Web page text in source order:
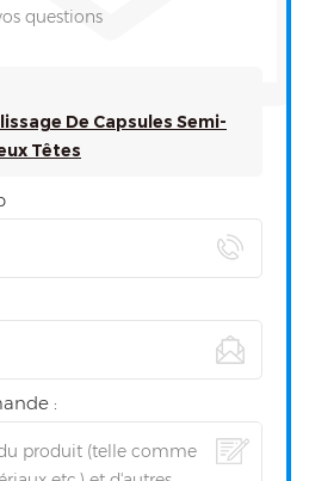
questions
De Capsules Semi-
Têtes
: